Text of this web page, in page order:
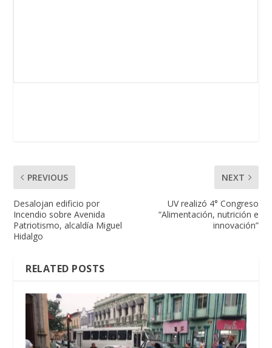
PREVIOUS
Desalojan edificio por
Incendio sobre Avenida
Patriotismo, alcaldía Miguel
Hidalgo
NEXT
UV realizó 4° Congreso
“Alimentación, nutrición e
innovación”
RELATED POSTS